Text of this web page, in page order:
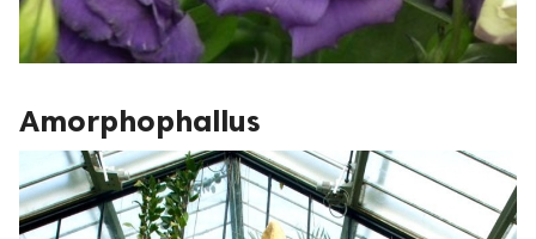
Amorphophallus